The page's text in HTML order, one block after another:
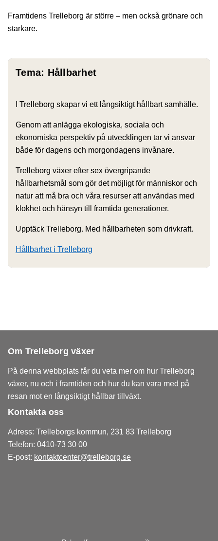
Framtidens Trelleborg är större – men också grönare och
starkare.
Tema: Hållbarhet
I Trelleborg skapar vi ett långsiktigt hållbart samhälle.
Genom att anlägga ekologiska, sociala och
ekonomiska perspektiv på utvecklingen tar vi ansvar
både för dagens och morgondagens invånare.
Trelleborg växer efter sex övergripande
hållbarhetsmål som gör det möjligt för människor och
natur att må bra och våra resurser att användas med
klokhet och hänsyn till framtida generationer.
Upptäck Trelleborg. Med hållbarheten som drivkraft.
Hållbarhet i Trelleborg
Om Trelleborg växer
På denna webbplats får du veta mer om hur Trelleborg
växer, nu och i framtiden och hur du kan vara med på
resan mot en långsiktigt hållbar tillväxt.
Kontakta oss
Adress: Trelleborgs kommun, 231 83 Trelleborg
Telefon: 0410-73 30 00
E-post: kontaktcenter@trelleborg.se